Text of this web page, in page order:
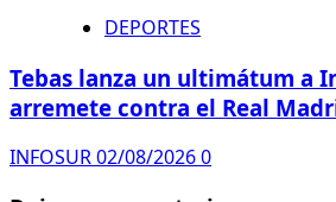
DEPORTES
Tebas lanza un ultimátum a
arremete contra el Real
INFOSUR02/08/20260